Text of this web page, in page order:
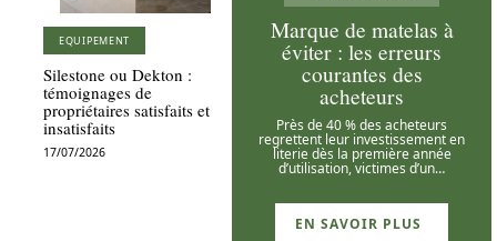
EQUIPEMENT
Silestone ou Dekton :
témoignages de
propriétaires satisfaits et
insatisfaits
17/07/2026
Marque de matelas à
éviter : les erreurs
courantes des
acheteurs
Près de 40 % des acheteurs
regrettent leur investissement en
literie dès la première année
d’utilisation, victimes d’un…
EN SAVOIR PLUS